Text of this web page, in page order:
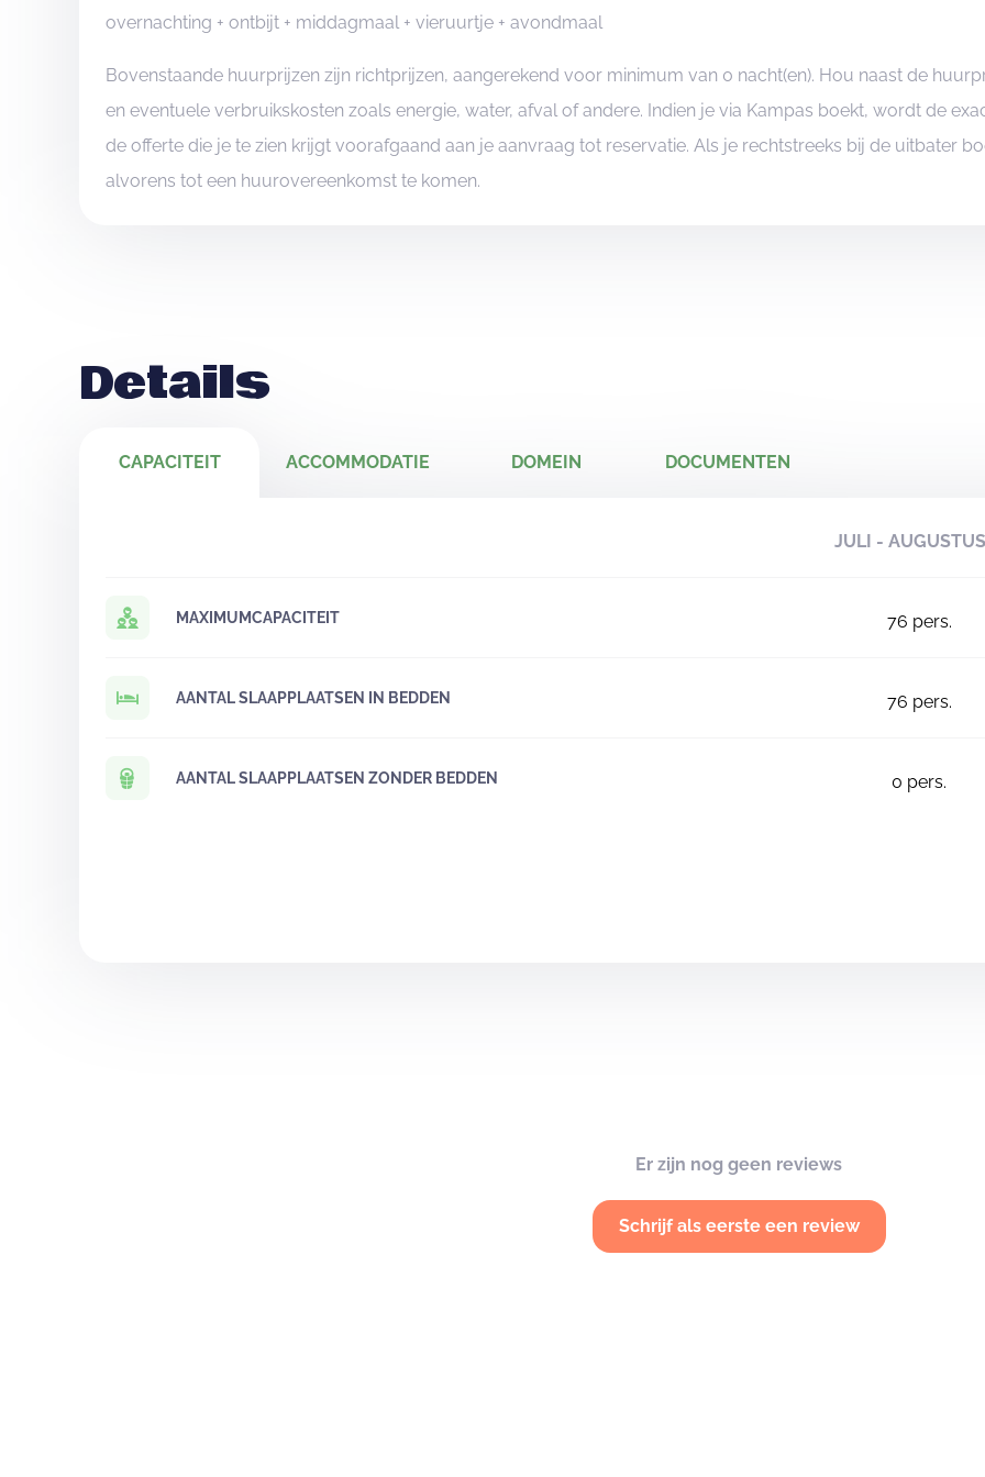
overnachting + ontbijt + middagmaal + vieruurtje + avondmaal
Bovenstaande huurprijzen zijn richtprijzen, aangerekend voor minimum van 0 nacht(en). Hou naast de
en eventuele verbruikskosten zoals energie, water, afval of andere. Indien je via Kampas boekt, wordt de
de offerte die je te zien krijgt voorafgaand aan je aanvraag tot reservatie. Als je rechtstreeks bij de uitbater
alvorens tot een huurovereenkomst te komen.
Details
CAPACITEIT ACCOMMODATIE DOMEIN DOCUMENTEN
JULI - AUGUSTUS
MAXIMUMCAPACITEIT 76 pers.
AANTAL SLAAPPLAATSEN IN BEDDEN 76 pers.
AANTAL SLAAPPLAATSEN ZONDER BEDDEN 0 pers.
Er zijn nog geen reviews
Schrijf als eerste een review